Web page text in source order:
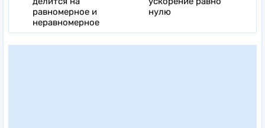
равномерное и
неравномерное
нулю